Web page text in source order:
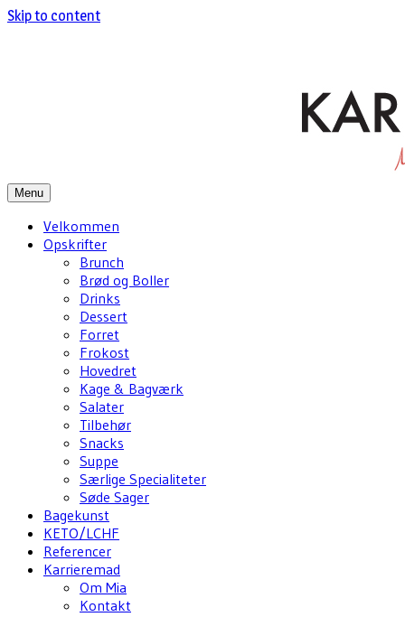
Skip to content
Menu
Velkommen
Opskrifter
Brunch
Brød og Boller
Drinks
Dessert
Forret
Frokost
Hovedret
Kage & Bagværk
Salater
Tilbehør
Snacks
Suppe
Særlige Specialiteter
Søde Sager
Bagekunst
KETO/LCHF
Referencer
Karrieremad
Om Mia
Kontakt